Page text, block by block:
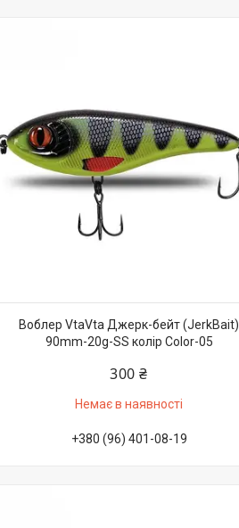
Воблер VtaVta Джерк-бейт (JerkBait)
90mm-20g-SS колір Color-05
300 ₴
Немає в наявності
+380 (96) 401-08-19